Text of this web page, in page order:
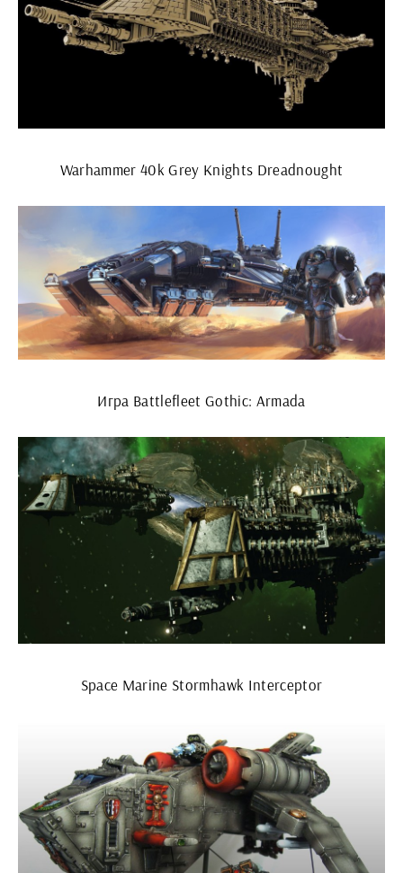
Warhammer 40k Grey Knights Dreadnought
Игра Battlefleet Gothic: Armada
Space Marine Stormhawk Interceptor